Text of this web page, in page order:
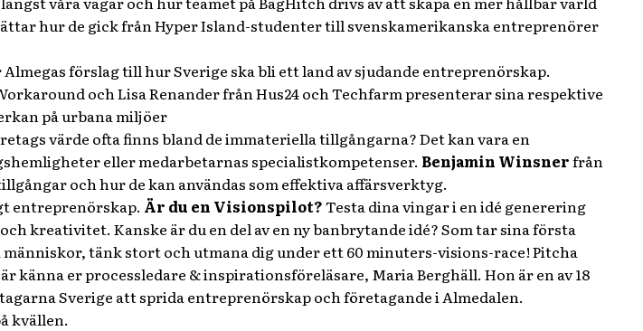
hur de gick från Hyper Island-studenter till svenskamerikanska entreprenörer
förslag till hur Sverige ska bli ett land av sjudande entreprenörskap.
och Lisa Renander från Hus24 och Techfarm presenterar sina respektive
på urbana miljöer
värde ofta finns bland de immateriella tillgångarna? Det kan vara en
eller medarbetarnas specialistkompetenser. Benjamin Winsnerfrån
och hur de kan användas som effektiva affärsverktyg.
entreprenörskap. Är du en Visionspilot?Testa dina vingar i en idé generering
kreativitet. Kanske är du en del av en ny banbrytande idé? Som tar sina första
människor, tänk stort och utmana dig under ett 60 minuters-visions-race! Pitcha
känna er processledare & inspirationsföreläsare, Maria Berghäll. Hon är en av 18
Sverige att sprida entreprenörskap och företagande i Almedalen.
kvällen.